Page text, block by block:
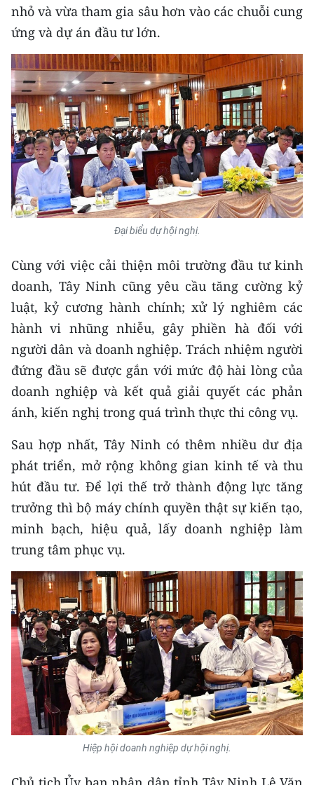
nhỏ và vừa tham gia sâu hơn vào các chuỗi cung
ứng và dự án đầu tư lớn.
Đại biểu dự hội nghị.
Cùng với việc cải thiện môi trường đầu tư kinh
doanh, Tây Ninh cũng yêu cầu tăng cường kỷ
luật, kỷ cương hành chính; xử lý nghiêm các
hành vi nhũng nhiễu, gây phiền hà đối với
người dân và doanh nghiệp. Trách nhiệm người
đứng đầu sẽ được gắn với mức độ hài lòng của
doanh nghiệp và kết quả giải quyết các phản
ánh, kiến nghị trong quá trình thực thi công vụ.
Sau hợp nhất, Tây Ninh có thêm nhiều dư địa
phát triển, mở rộng không gian kinh tế và thu
hút đầu tư. Để lợi thế trở thành động lực tăng
trưởng thì bộ máy chính quyền thật sự kiến tạo,
minh bạch, hiệu quả, lấy doanh nghiệp làm
trung tâm phục vụ.
Hiệp hội doanh nghiệp dự hội nghị.